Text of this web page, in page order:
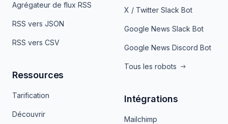
Agrégateur de flux RSS
RSS vers JSON
RSS vers CSV
Ressources
Tarification
Découvrir
X / Twitter Slack Bot
Google News Slack Bot
Google News Discord Bot
Tous les robots
Intégrations
Mailchimp